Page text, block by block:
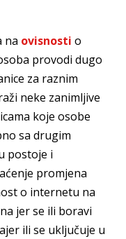
na ovisnosti o
provodi dugo
za raznim
neke zanimljive
koje osobe
sa drugim
postoje i
promjena
o internetu na
jer se ili boravi
ili se uključuje u